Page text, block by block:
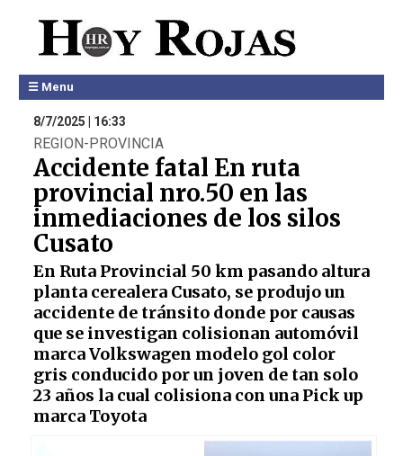
☰ Menu
8/7/2025 | 16:33
REGION-PROVINCIA
Accidente fatal En ruta
provincial nro.50 en las
inmediaciones de los silos
Cusato
En Ruta Provincial 50 km pasando altura
planta cerealera Cusato, se produjo un
accidente de tránsito donde por causas
que se investigan colisionan automóvil
marca Volkswagen modelo gol color
gris conducido por un joven de tan solo
23 años la cual colisiona con una Pick up
marca Toyota